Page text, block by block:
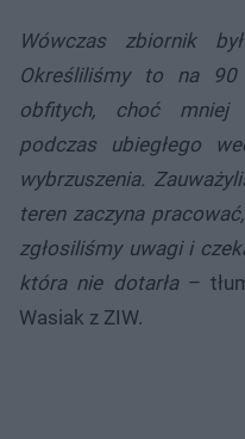
Wówczas zbiornik
Określiliśmy to na 90
obfitych, choć mniej
podczas ubiegłego
wybrzuszenia.
teren zaczyna
zgłosiliśmy uwagi i
która nie dotarła–
Wasiak z ZIW.